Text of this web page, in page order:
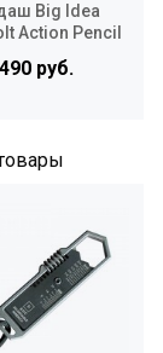
Big Idea
Action Pencil
руб.